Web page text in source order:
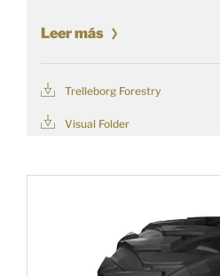
Leer más
Trelleborg Forestry
Visual Folder